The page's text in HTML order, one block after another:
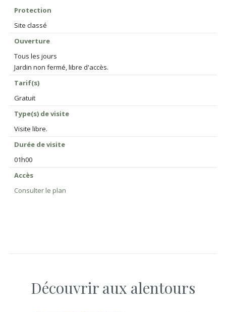
Protection
Site classé
Ouverture
Tous les jours
Jardin non fermé, libre d'accès.
Tarif(s)
Gratuit
Type(s) de visite
Visite libre.
Durée de visite
01h00
Accès
Consulter le plan
Découvrir aux alentours